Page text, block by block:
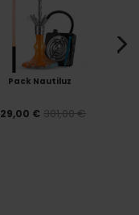
Pack Nautiluz
€ 301,00 €